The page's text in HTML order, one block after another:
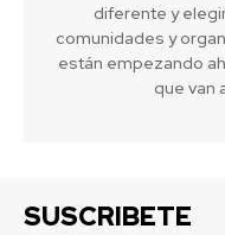
diferente y
comunidades y
están empezando
que van
SUSCRIBETE